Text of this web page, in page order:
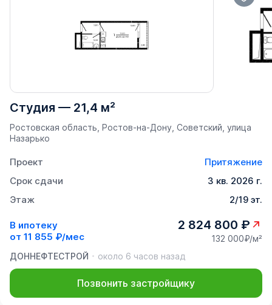
Студия — 21,4 м²
Ростовская область, Ростов-на-Дону, Советский, улица
Назарько
Проект
Притяжение
Срок сдачи
3 кв. 2026 г.
Этаж
2/19 эт.
В ипотеку
от 11 855 ₽/мес
2 824 800 ₽
132 000₽/м²
ДОННЕФТЕСТРОЙ
около 6 часов назад
Позвонить застройщику